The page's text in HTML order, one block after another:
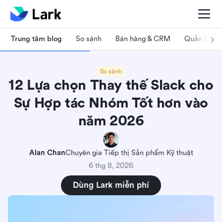
Trung tâm blog So sánh Bán hàng & CRM Quản lý dự
So sánh
12 Lựa chọn Thay thế Slack cho
Sự Hợp tác Nhóm Tốt hơn vào
năm 2026
Alan ChanChuyên gia Tiếp thị Sản phẩm Kỹ thuật
6 thg 8, 2026
Dùng Lark miễn phí